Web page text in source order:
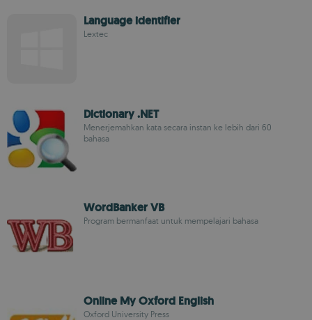
Language identifier
Lextec
Dictionary .NET
Menerjemahkan kata secara instan ke lebih dari 60
bahasa
WordBanker VB
Program bermanfaat untuk mempelajari bahasa
Online My Oxford English
Oxford University Press